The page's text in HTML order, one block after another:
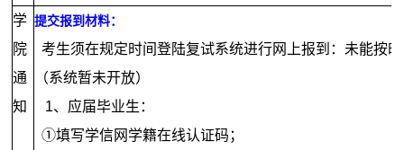
学
院
通
知
提交报到材料：
考生须在规定时间登陆复试系统进行网上报到：未能按
（系统暂未开放）
1、应届毕业生：
①填写学信网学籍在线认证码；